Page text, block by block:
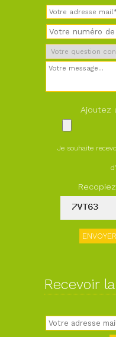
Ajoutez
Je souhaite
Recevoir